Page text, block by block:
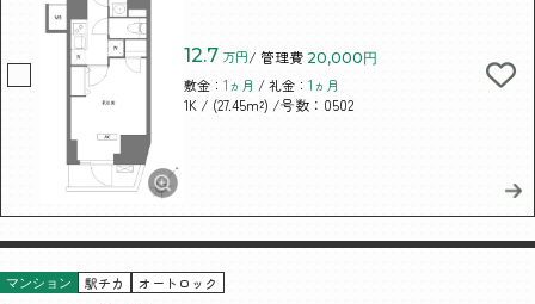
12.7 万円/ 管理費 20,000円
敷金：1ヵ月 / 礼金：1ヵ月
1K / (27.45m²) /号数：0502
マンション 駅チカ オートロック